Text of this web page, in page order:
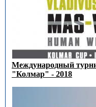
Международный
"Колмар" - 2018